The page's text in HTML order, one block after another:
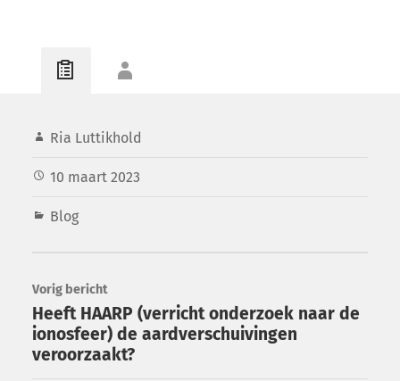
Ria Luttikhold
10 maart 2023
Blog
Vorig bericht
Heeft HAARP (verricht onderzoek naar de
ionosfeer) de aardverschuivingen
veroorzaakt?